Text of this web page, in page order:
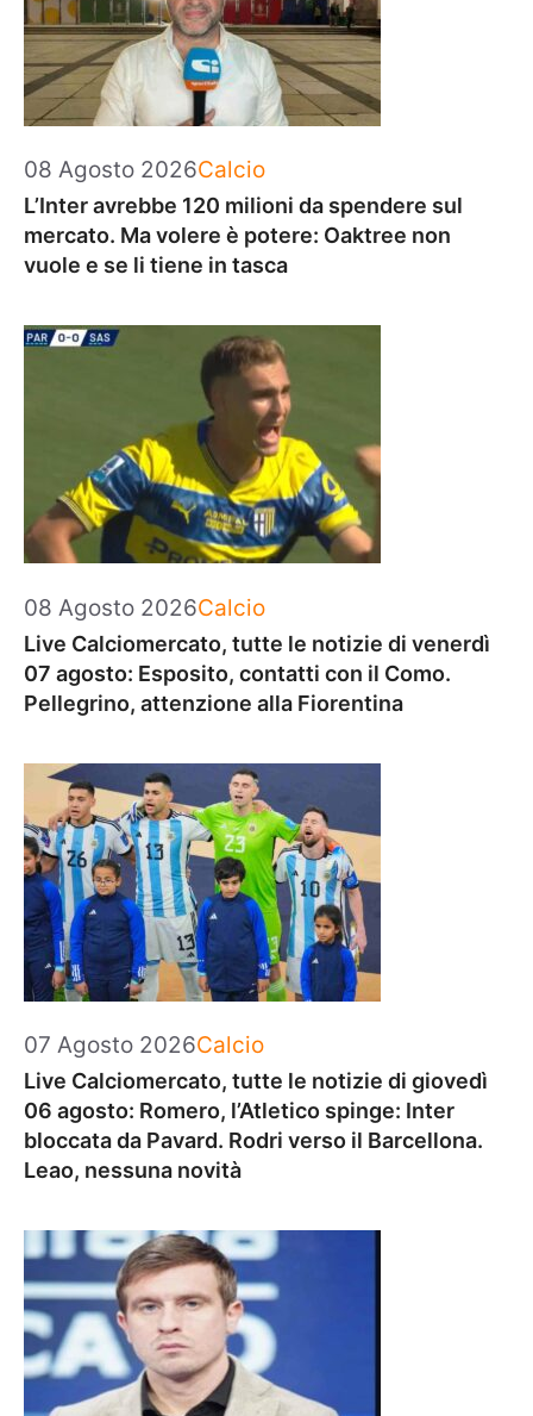
08 Agosto 2026Categorie
Calcio
L’Inter avrebbe 120 milioni da spendere sul
mercato. Ma volere è potere: Oaktree non
vuole e se li tiene in tasca
08 Agosto 2026Categorie
Calcio
Live Calciomercato, tutte le notizie di venerdì
07 agosto: Esposito, contatti con il Como.
Pellegrino, attenzione alla Fiorentina
07 Agosto 2026Categorie
Calcio
Live Calciomercato, tutte le notizie di giovedì
06 agosto: Romero, l’Atletico spinge: Inter
bloccata da Pavard. Rodri verso il Barcellona.
Leao, nessuna novità